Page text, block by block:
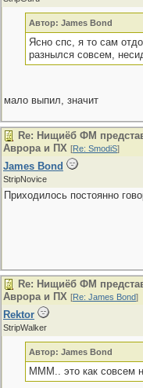
Автор: James Bond
Ясно спс, я то сам
разнылся совсем,
мало выпил, значит
Re: Нищиёб ФМ
Аврора и ПХ [Re: SmodiS]
James Bond
StripNovice
Приходилось постоянно
Re: Нищиёб ФМ
Аврора и ПХ [Re: James Bond]
Rektor
StripWalker
Автор: James Bond
МММ.. это как совсем